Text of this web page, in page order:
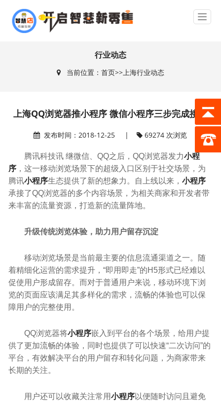
行业动态
当前位置： 首页>>上海行业动态
上海QQ浏览器推小程序 微信小程序三步完成接入
发布时间：2018-12-25 | 69274 次浏览
腾讯科技讯 继微信、QQ之后，QQ浏览器发力小程
序 ，这一移动浏览场景下的超级入口区别于社交场景，为
腾讯小程序生态提供了新的想象力。自上线以来，小程序
承接了QQ浏览器的多个内容场景，为相关商家和开发者带
来丰富的流量资源，打造新的流量阵地。
升级传统浏览体验，助力用户留存沉淀
移动浏览场景是当前最主要的信息流通渠道之一。随
着精细化运营的需求提升，“即用即走”的H5形式已经难以
促使用户形成留存。而对于普通用户来说，移动环境下浏
览的页面应该满足其多样化的需求，流畅的体验也可以保
障用户的完整使用。
QQ浏览器将小程序嵌入到平台的各个场景，给用户提
供了更加流畅的体验，同时也提供了可以快速“二次访问”的
平台，有效解决平台的用户留存和转化问题，为商家带来
长期的关注。
用户还可以收藏关注常用小程序以便随时访问且避免